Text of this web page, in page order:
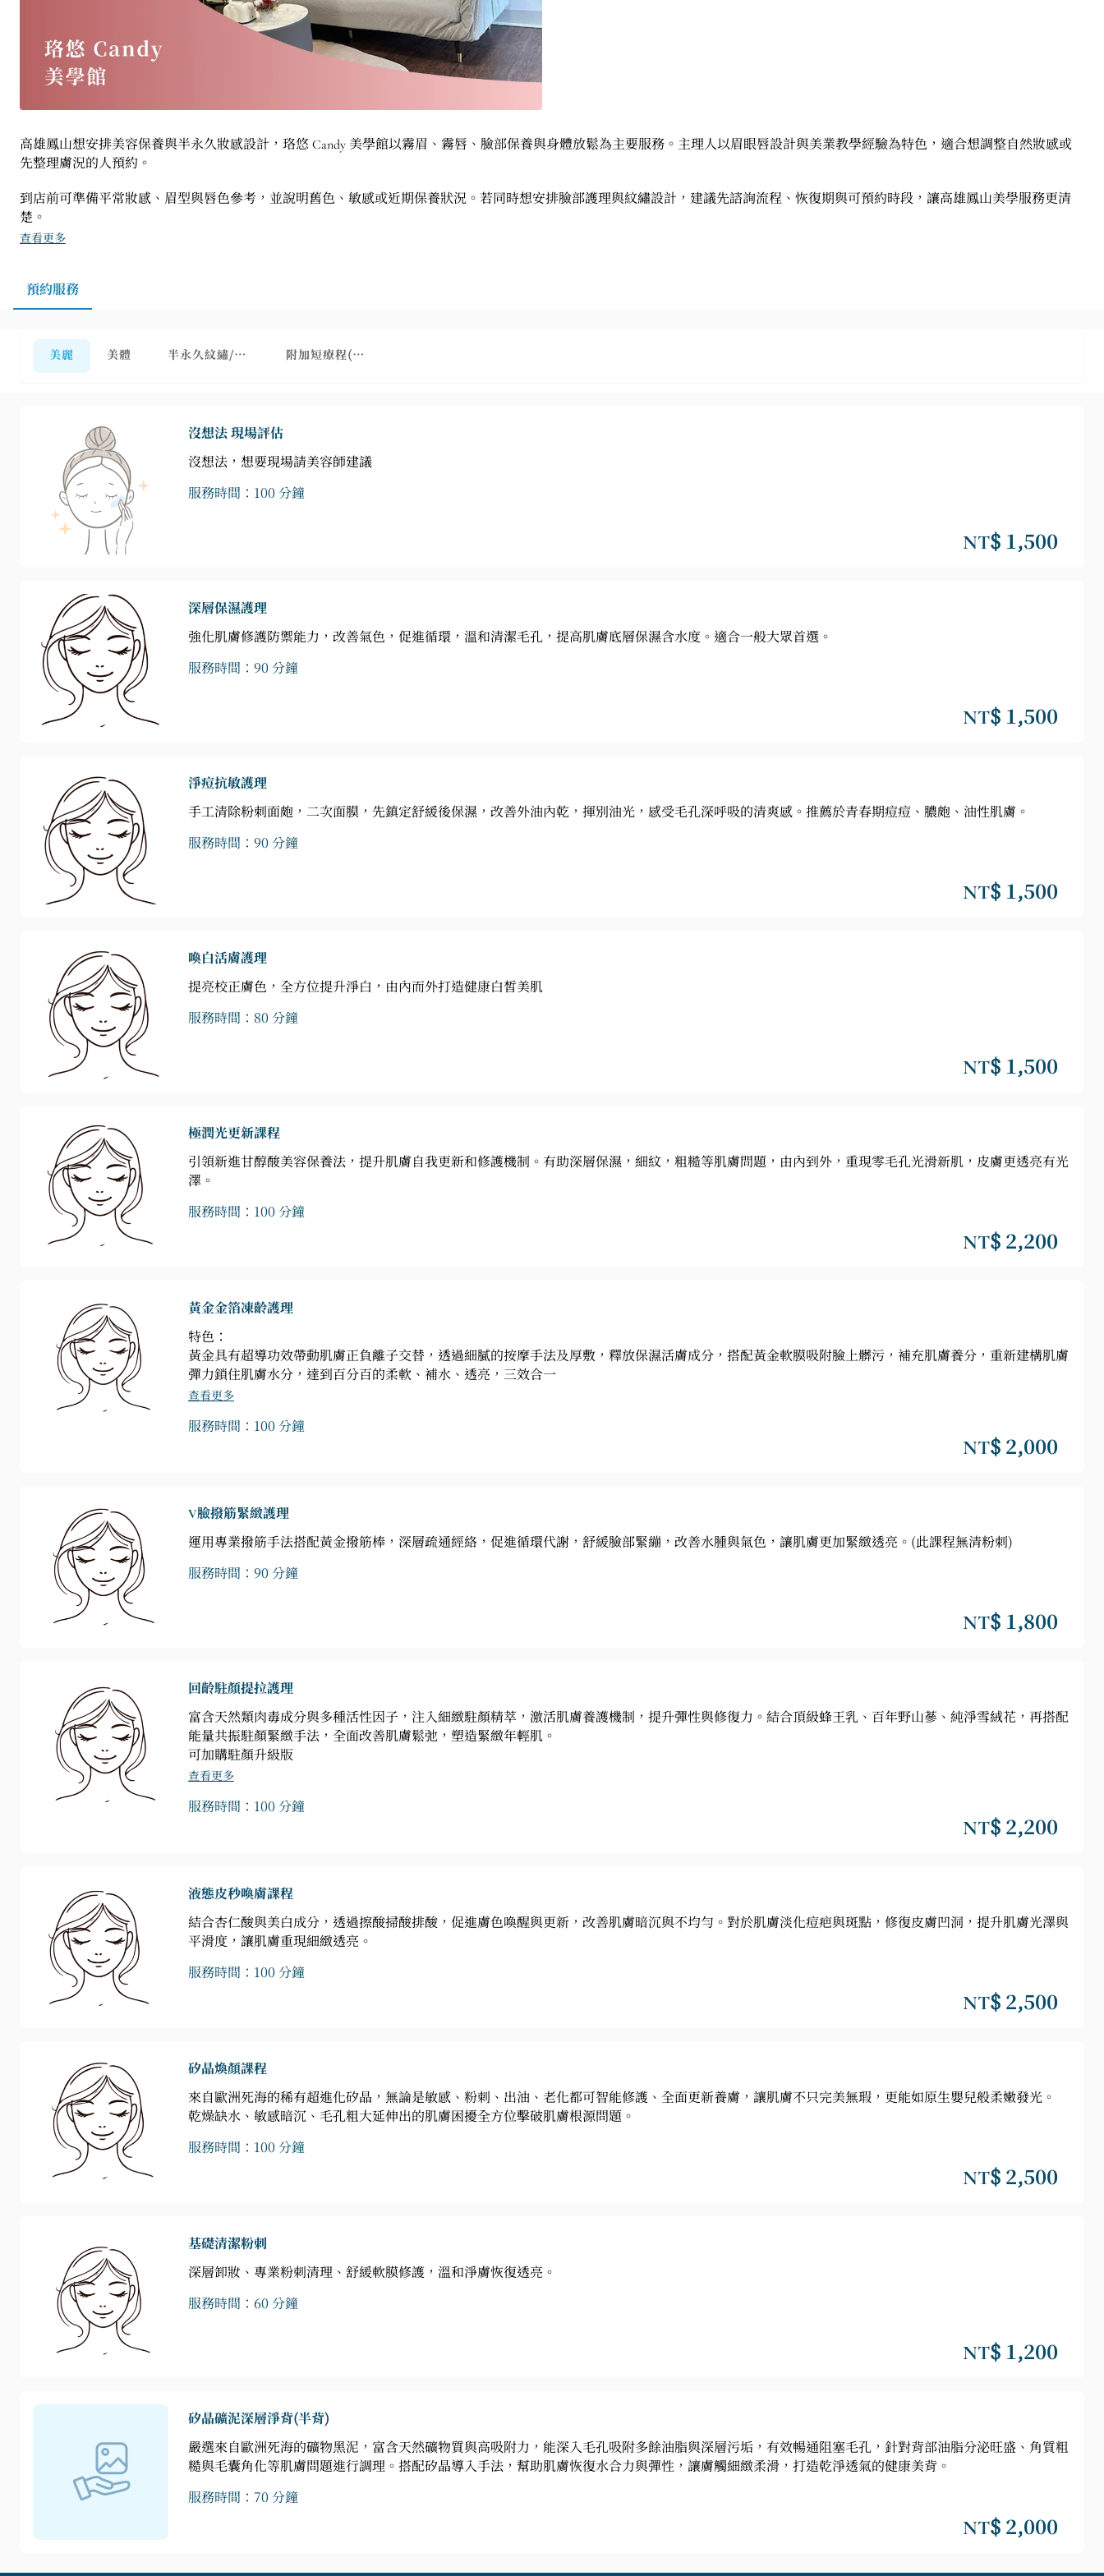
高雄鳳山想安排美容保養與半永久妝感設計，珞悠 Candy 美學館以霧眉、霧唇、臉部保養與身體放鬆為主要服務。主理人以眉眼唇設計與美業教學經驗為特色，適合想調整自然妝感或
先整理膚況的人預約。
到店前可準備平常妝感、眉型與唇色參考，並說明舊色、敏感或近期保養狀況。若同時想安排臉部護理與紋繡設計，建議先諮詢流程、恢復期與可預約時段，讓高雄鳳山美學服務更清
楚。
查看更多
預約服務
美麗 美體 半永久紋繡/眉毛除色 附加短療程(需搭配主療程)
沒想法 現場評估
沒想法，想要現場請美容師建議
服務時間：100 分鐘
NT$ 1,500
深層保濕護理
強化肌膚修護防禦能力，改善氣色，促進循環，溫和清潔毛孔，提高肌膚底層保濕含水度。適合一般大眾首選。
服務時間：90 分鐘
NT$ 1,500
淨痘抗敏護理
手工清除粉刺面皰，二次面膜，先鎮定舒緩後保濕，改善外油內乾，揮別油光，感受毛孔深呼吸的清爽感。推薦於青春期痘痘、膿皰、油性肌膚。
服務時間：90 分鐘
NT$ 1,500
喚白活膚護理
提亮校正膚色，全方位提升淨白，由內而外打造健康白皙美肌
服務時間：80 分鐘
NT$ 1,500
極潤光更新課程
引領新進甘醇酸美容保養法，提升肌膚自我更新和修護機制。有助深層保濕，細紋，粗糙等肌膚問題，由內到外，重現零毛孔光滑新肌，皮膚更透亮有光
澤。
服務時間：100 分鐘
NT$ 2,200
黃金金箔凍齡護理
特色：
黃金具有超導功效帶動肌膚正負離子交替，透過細膩的按摩手法及厚敷，釋放保濕活膚成分，搭配黃金軟膜吸附臉上髒污，補充肌膚養分，重新建構肌膚
彈力鎖住肌膚水分，達到百分百的柔軟、補水、透亮，三效合一
查看更多
服務時間：100 分鐘
NT$ 2,000
V臉撥筋緊緻護理
運用專業撥筋手法搭配黃金撥筋棒，深層疏通經絡，促進循環代謝，舒緩臉部緊繃，改善水腫與氣色，讓肌膚更加緊緻透亮。(此課程無清粉刺)
服務時間：90 分鐘
NT$ 1,800
回齡駐顏提拉護理
富含天然類肉毒成分與多種活性因子，注入細緻駐顏精萃，激活肌膚養護機制，提升彈性與修復力。結合頂級蜂王乳、百年野山蔘、純淨雪絨花，再搭配
能量共振駐顏緊緻手法，全面改善肌膚鬆弛，塑造緊緻年輕肌。
可加購駐顏升級版
查看更多
服務時間：100 分鐘
NT$ 2,200
液態皮秒喚膚課程
結合杏仁酸與美白成分，透過擦酸掃酸排酸，促進膚色喚醒與更新，改善肌膚暗沉與不均勻。對於肌膚淡化痘疤與斑點，修復皮膚凹洞，提升肌膚光澤與
平滑度，讓肌膚重現細緻透亮。
服務時間：100 分鐘
NT$ 2,500
矽晶煥顏課程
來自歐洲死海的稀有超進化矽晶，無論是敏感、粉刺、出油、老化都可智能修護、全面更新養膚，讓肌膚不只完美無瑕，更能如原生嬰兒般柔嫩發光。
乾燥缺水、敏感暗沉、毛孔粗大延伸出的肌膚困擾全方位擊破肌膚根源問題。
服務時間：100 分鐘
NT$ 2,500
基礎清潔粉刺
深層卸妝、專業粉刺清理、舒緩軟膜修護，溫和淨膚恢復透亮。
服務時間：60 分鐘
NT$ 1,200
矽晶礦泥深層淨背(半背)
嚴選來自歐洲死海的礦物黑泥，富含天然礦物質與高吸附力，能深入毛孔吸附多餘油脂與深層污垢，有效暢通阻塞毛孔，針對背部油脂分泌旺盛、角質粗
糙與毛囊角化等肌膚問題進行調理。搭配矽晶導入手法，幫助肌膚恢復水合力與彈性，讓膚觸細緻柔滑，打造乾淨透氣的健康美背。
服務時間：70 分鐘
NT$ 2,000